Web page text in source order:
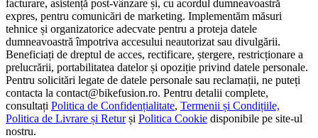
facturare, asistență post-vânzare și, cu acordul dumneavoastră
expres, pentru comunicări de marketing. Implementăm măsuri
tehnice și organizatorice adecvate pentru a proteja datele
dumneavoastră împotriva accesului neautorizat sau divulgării.
Beneficiați de dreptul de acces, rectificare, ștergere, restricționare a
prelucrării, portabilitatea datelor și opoziție privind datele personale.
Pentru solicitări legate de datele personale sau reclamații, ne puteți
contacta la contact@bikefusion.ro. Pentru detalii complete,
consultați Politica de Confidențialitate, Termenii și Condițiile,
Politica de Livrare și Returși Politica Cookie disponibile pe site-ul
nostru.